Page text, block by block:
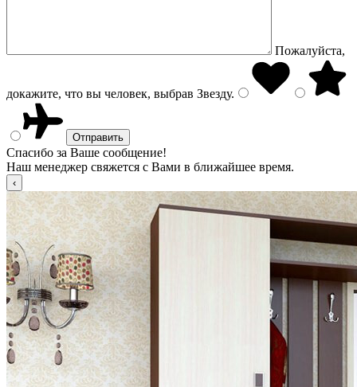
Пожалуйста,
докажите, что вы человек, выбрав Звезду.
Спасибо за Ваше сообщение!
Наш менеджер свяжется с Вами в ближайшее время.